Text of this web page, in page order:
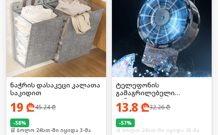
ნაჭრის დასაკეცი კალათა
საკიდით
19 ₾45.24₾
-58%
🛒 ბოლო 24სთ-ში იყიდა 3-მა
ტელეფონის
გამაგრილებელი
ვინტილატორი
13.8 ₾32.26₾
-57%
🛒 ბოლო 24სთ-ში იყიდა 28-მა